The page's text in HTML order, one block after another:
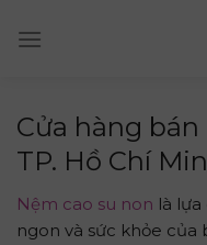
Cửa hàng
TP. Hồ Chí
Nệm cao su non là
ngon và sức khỏe của